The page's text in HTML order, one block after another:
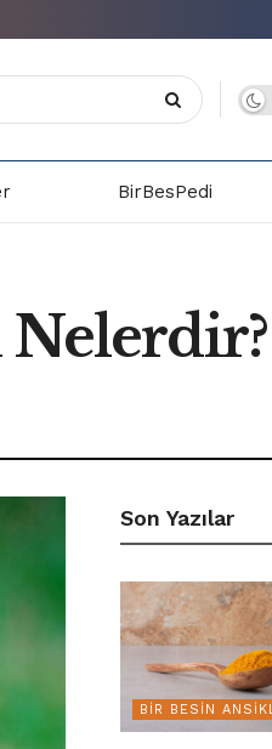
BirBesPedi
Nelerdir?
Son Yazılar
BIR BESIN